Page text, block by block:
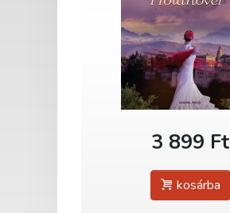
3 899 Ft
kosárba